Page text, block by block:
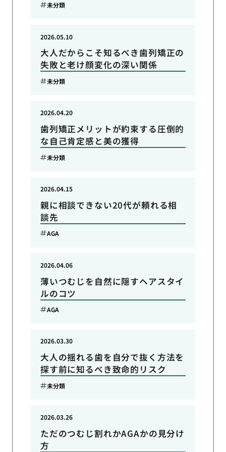
未分類
大人だからこそ知るべき歯列矯正の
失敗と老け顔変化の深い関係
2026.05.10
未分類
歯列矯正メリットが約束する圧倒的
な自己肯定感と美の獲得
2026.04.20
未分類
親に相談できない20代が頼れる相
談先
2026.04.15
AGA
薄いつむじを自然に隠すヘアスタイ
ルのコツ
2026.04.06
AGA
大人の揺れる歯を自分で抜く方法を
探す前に知るべき致命的リスク
2026.03.30
未分類
ただのつむじ割れかAGAかの見分け
方
2026.03.26